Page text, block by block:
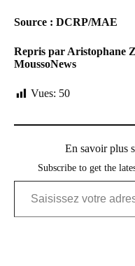
Source : DCRP/MAE
Repris par Aristophane
MoussoNews
Vues: 50
En savoir plus
Subscribe to get the
Saisissez votre adresse e-mail…